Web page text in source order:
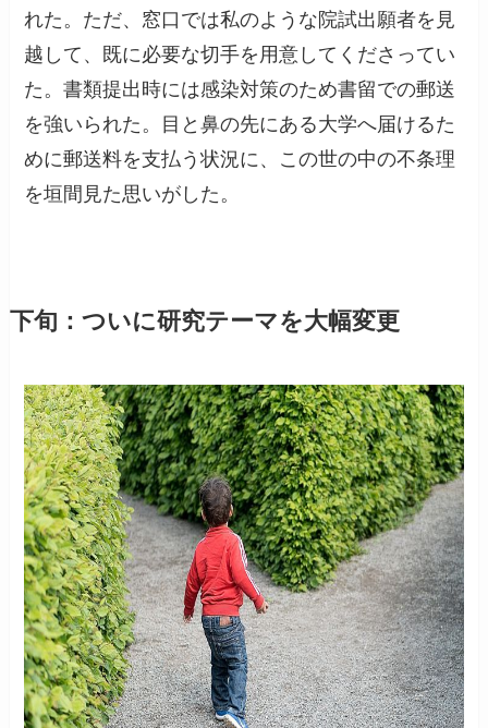
れた。ただ、窓口では私のような院試出願者を見
越して、既に必要な切手を用意してくださってい
た。書類提出時には感染対策のため書留での郵送
を強いられた。目と鼻の先にある大学へ届けるた
めに郵送料を支払う状況に、この世の中の不条理
を垣間見た思いがした。
下旬：ついに研究テーマを大幅変更